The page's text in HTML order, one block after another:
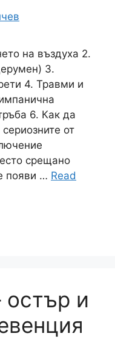
на въздуха 2.
3.
4. Травми и
6. Как да
от
срещано
появи … Read
остър и